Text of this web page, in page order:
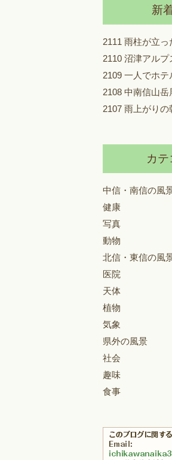
新
2111 雨柱が立っ
2110 沼津アル
2109 一人でホテ
2108 中南信山岳
2107 雨上がりの
カテ
中信・南信の風
健康
写真
動物
北信・東信の風
医院
天体
植物
気象
県外の風景
社会
趣味
食事